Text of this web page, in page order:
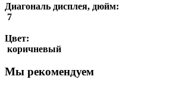
Диагональ дисплея, дюйм:
7
Цвет:
коричневый
Мы рекомендуем